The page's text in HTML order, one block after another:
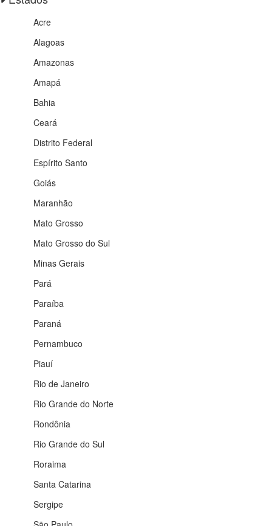
Acre
Alagoas
Amazonas
Amapá
Bahia
Ceará
Distrito Federal
Espírito Santo
Goiás
Maranhão
Mato Grosso
Mato Grosso do Sul
Minas Gerais
Pará
Paraíba
Paraná
Pernambuco
Piauí
Rio de Janeiro
Rio Grande do Norte
Rondônia
Rio Grande do Sul
Roraima
Santa Catarina
Sergipe